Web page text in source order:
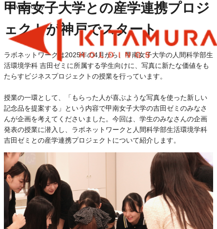
powered by
甲南女子大学との産学連携プロジ
ェクトが神戸でスタート
ラボネットワークは2025年の4月から、甲南女子大学の人間科学部生
活環境学科 吉田ゼミに所属する学生向けに、写真に新たな価値をも
たらすビジネスプロジェクトの授業を行っています。
授業の一環として、「もらった人が喜ぶような写真を使った新しい
記念品を提案する」という内容で甲南女子大学の吉田ゼミのみなさ
んが企画を考えてくださいました。今回は、学生のみなさんの企画
発表の授業に潜入し、ラボネットワークと人間科学部生活環境学科
吉田ゼミとの産学連携プロジェクトについて紹介します。